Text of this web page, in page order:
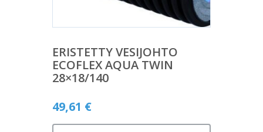
ERISTETTY VESIJOHTO
ECOFLEX AQUA TWIN
28×18/140
49,61 €